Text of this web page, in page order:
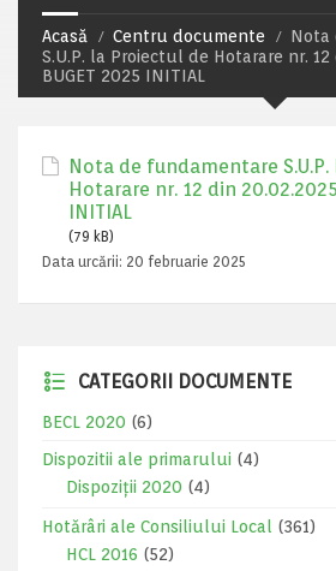
Acasă Centru documente
Nota
S.U.P. la Proiectul de Hotarare nr.
BUGET 2025 INITIAL
Nota de fundamentare
Hotarare nr. 12 din
INITIAL
(79 kB)
Data urcării: 20 februarie 2025
CATEGORII DOCUMENTE
BECL 2020 (6)
Dispozitii ale primarului (4)
Dispoziții 2020 (4)
Hotărâri ale Consiliului Local
(361)
HCL 2016 (52)